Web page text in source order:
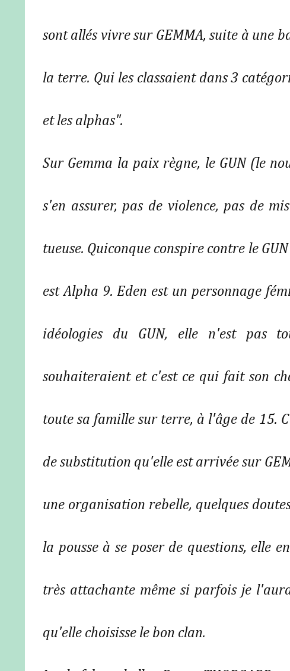
sont allés vivre sur GEMMA, suite à une
la terre. Qui les classaient dans 3
et les alphas".
Sur Gemma la paix règne, le GUN (le
s'en assurer, pas de violence, pas de
tueuse. Quiconque conspire contre le
est Alpha 9. Eden est un personnage
idéologies du GUN, elle n'est pas
souhaiteraient et c'est ce qui fait son
toute sa famille sur terre, à l'âge de 15.
de substitution qu'elle est arrivée sur
une organisation rebelle, quelques
la pousse à se poser de questions, elle
très attachante même si parfois je
qu'elle choisisse le bon clan.